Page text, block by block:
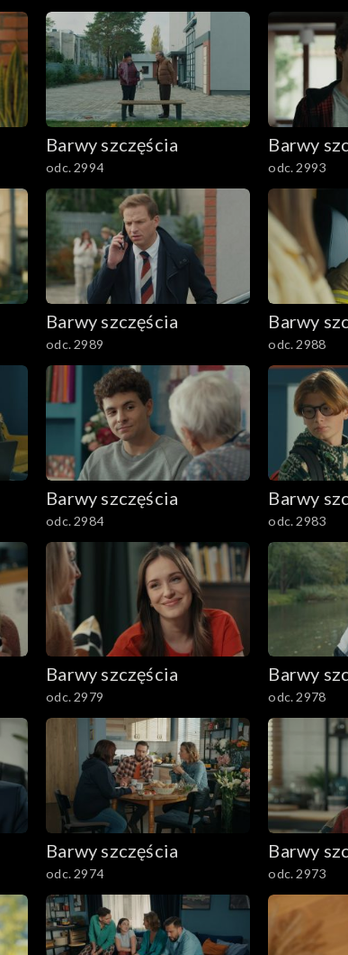
2901-3000
2801–2900
2701–2800
2601–2700
2501–2600
2401–2500
2301–2400
2201–2300
2101–2200
2001–2100
1901–2000
1801–1900
1701–1800
1601–1700
1501–1600
1401–1500
1301–1400
1201–1300
1101–1200
1001–1100
901–1000
Barwy szczęścia
odc. 2994
Barwy
odc. 2993
Barwy szczęścia
odc. 2989
Barwy
odc. 2988
Barwy szczęścia
odc. 2984
Barwy
odc. 2983
Barwy szczęścia
odc. 2979
Barwy
odc. 2978
Barwy szczęścia
odc. 2974
Barwy
odc. 2973